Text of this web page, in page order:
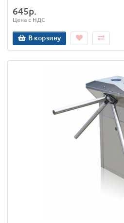
645р.
Цена с НДС
В корзину